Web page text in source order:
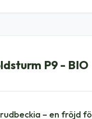
P9 - BIO
– en fröjd